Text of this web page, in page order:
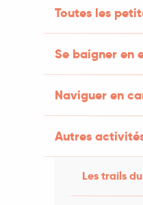
Toutes les
Se baigner en
Naviguer en
Autres
Les trails
de Douelle,
de choristes, vous
mêlant chants
et quelques
seront proposés
CHOR'HOM) et